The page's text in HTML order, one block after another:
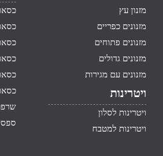
מזנון עץ
מזנונים כפריים
מזנונים פתוחים
מזנונים גדולים
מזנונים עם מגירות
ויטרינות
ויטרינות לסלון
ויטרינות למטבח